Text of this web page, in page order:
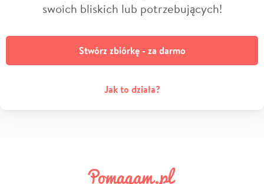
swoich bliskich lub potrzebujących!
Stwórz zbiórkę - za darmo
Jak to działa?